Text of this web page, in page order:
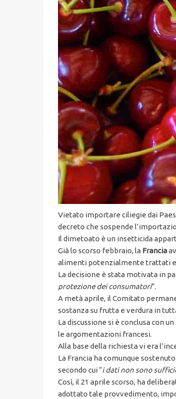
Vietato importare ciliegie dai
decreto che sospende
Il dimetoato è un insetticida
Già lo scorso febbraio, la Francia
alimenti potenzialmente trattati e
La decisione è stata motivata in
protezione dei consumatori”.
A metà aprile, il Comitato
sostanza su frutta e verdura in
La discussione si è conclusa con
le argomentazioni francesi.
Alla base della richiesta vi era
La Francia ha comunque
secondo cui “i dati non sono
Così, il 21 aprile scorso, ha
adottato tale provvedimento,